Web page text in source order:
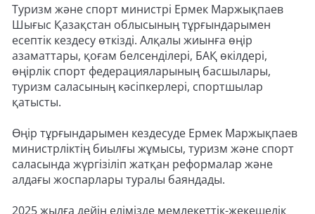
Туризм және спорт министрі Ермек Маржықпаев
Шығыс Қазақстан облысының тұрғындарымен
есептік кездесу өткізді. Алқалы жиынға өңір
азаматтары, қоғам белсенділері, БАҚ өкілдері,
өңірлік спорт федерацияларының басшылары,
туризм саласының кәсіпкерлері, спортшылар
қатысты.
Өңір тұрғындарымен кездесуде Ермек Маржықпаев
министрліктің биылғы жұмысы, туризм және спорт
саласында жүргізіліп жатқан реформалар және
алдағы жоспарлары туралы баяндады.
2025 жылға дейін елімізде мемлекеттік-жекешелік